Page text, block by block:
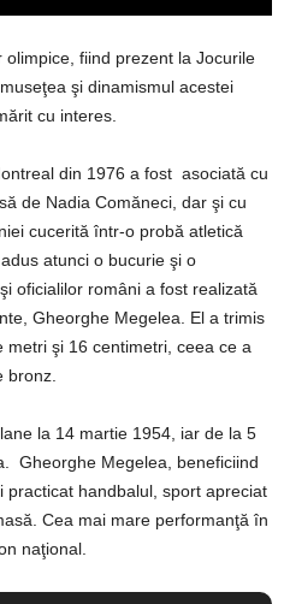
fiind prezent la Jocurile
şi dinamismul acestei
cu interes.
din 1976 a fost asociată cu
de Nadia Comăneci, dar şi cu
cucerită într-o probă atletică
atunci o bucurie şi o
oficialilor români a fost realizată
Gheorghe Megelea. El a trimis
şi 16 centimetri, ceea ce a
bronz.
la 14 martie 1954, iar de la 5
Gheorghe Megelea, beneficiind
practicat handbalul, sport apreciat
Cea mai mare performanţă în
naţional.